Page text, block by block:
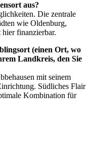
aus?
Die zentrale
wie Oldenburg,
finanzierbar.
(einen Ort, wo
Landkreis, den Sie
mit seinem
Südliches Flair
Kombination für